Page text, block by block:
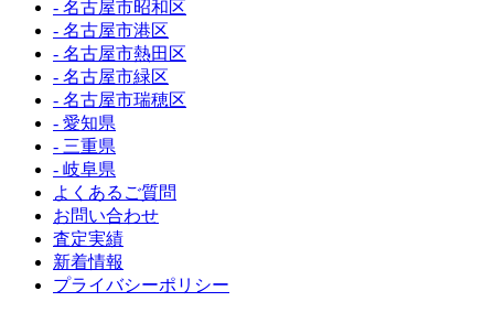
- 名古屋市昭和区
- 名古屋市港区
- 名古屋市熱田区
- 名古屋市緑区
- 名古屋市瑞穂区
- 愛知県
- 三重県
- 岐阜県
よくあるご質問
お問い合わせ
査定実績
新着情報
プライバシーポリシー